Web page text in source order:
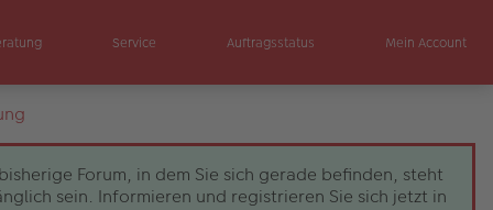
Service Auftragsstatus Mein Account
Forum, in dem Sie sich gerade befinden, steht
sein. Informieren und registrieren Sie sich jetzt in